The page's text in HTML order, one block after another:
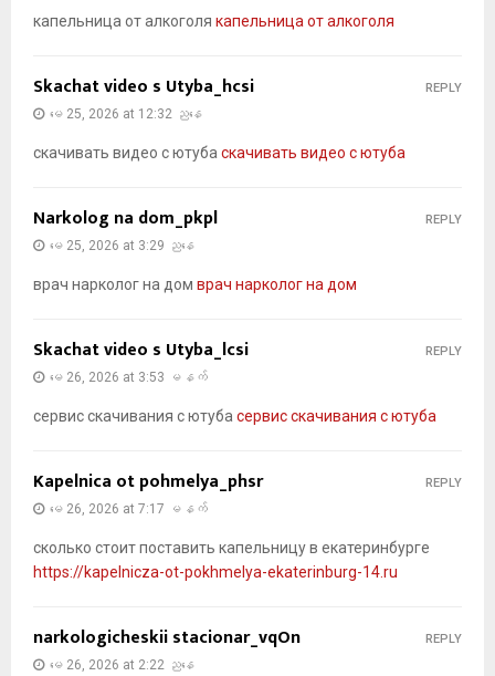
капельница от алкоголя капельница от алкоголя
Skachat video s Utyba_hcsi
မေ 25, 2026 at 12:32 ညနေ
скачивать видео с ютуба скачивать видео с ютуба
REPLY
Narkolog na dom_pkpl
မေ 25, 2026 at 3:29 ညနေ
врач нарколог на дом врач нарколог на дом
REPLY
Skachat video s Utyba_lcsi
မေ 26, 2026 at 3:53 မနက်
сервис скачивания с ютуба сервис скачивания с ютуба
REPLY
Kapelnica ot pohmelya_phsr
မေ 26, 2026 at 7:17 မနက်
сколько стоит поставить капельницу в екатеринбурге
https://kapelnicza-ot-pokhmelya-ekaterinburg-14.ru
REPLY
narkologicheskii stacionar_vqOn
မေ 26, 2026 at 2:22 ညနေ
REPLY